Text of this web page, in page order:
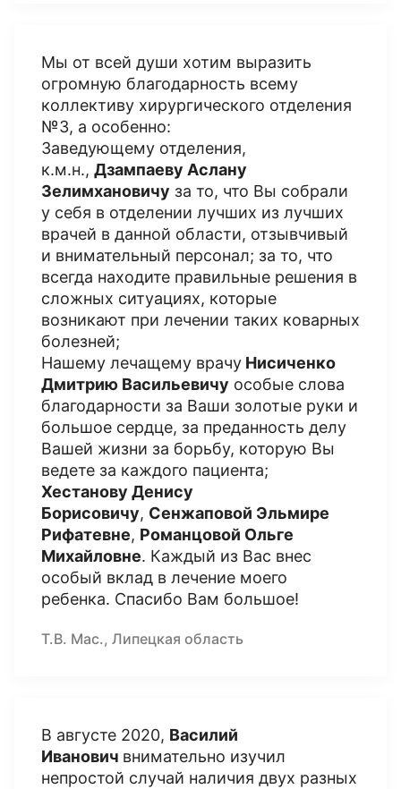
Мы от всей души хотим выразить
огромную благодарность всему
коллективу хирургического отделения
№3, а особенно:
Заведующему отделения,
к.м.н., Дзампаеву Аслану
Зелимхановичу за то, что Вы собрали
у себя в отделении лучших из лучших
врачей в данной области, отзывчивый
и внимательный персонал; за то, что
всегда находите правильные решения в
сложных ситуациях, которые
возникают при лечении таких коварных
болезней;
Нашему лечащему врачу Нисиченко
Дмитрию Васильевичу особые слова
благодарности за Ваши золотые руки и
большое сердце, за преданность делу
Вашей жизни за борьбу, которую Вы
ведете за каждого пациента;
Хестанову Денису
Борисовичу, Сенжаповой Эльмире
Рифатевне, Романцовой Ольге
Михайловне. Каждый из Вас внес
особый вклад в лечение моего
ребенка. Спасибо Вам большое!
Т.В. Мас., Липецкая область
В августе 2020, Василий
Иванович внимательно изучил
непростой случай наличия двух разных